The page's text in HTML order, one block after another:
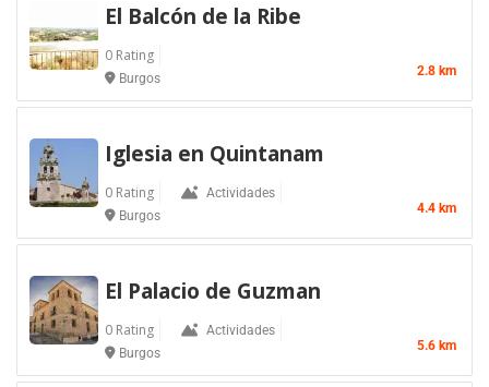
El Balcón de la Ribe
0 Rating
Burgos 2.8 km
Iglesia en Quintanam
0 Rating
Actividades
Burgos
4.4 km
El Palacio de Guzman
0 Rating
Actividades
Burgos
5.6 km